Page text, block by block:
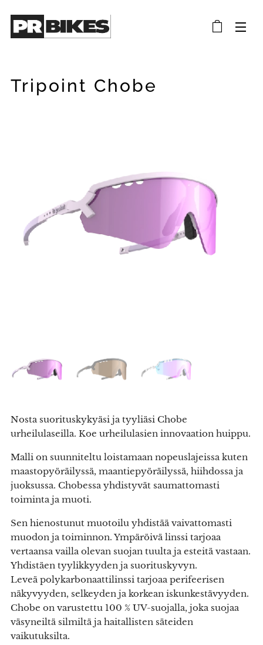
Tripoint Chobe
Nosta suorituskykyäsi ja tyyliäsi Chobe
urheilulaseilla. Koe urheilulasien innovaation huippu.
Malli on suunniteltu loistamaan nopeuslajeissa kuten
maastopyöräilyssä, maantiepyöräilyssä, hiihdossa ja
juoksussa. Chobessa yhdistyvät saumattomasti
toiminta ja muoti.
Sen hienostunut muotoilu yhdistää vaivattomasti
muodon ja toiminnon. Ympäröivä linssi tarjoaa
vertaansa vailla olevan suojan tuulta ja esteitä vastaan.
Yhdistäen tyylikkyyden ja suorituskyvyn.
Leveä polykarbonaattilinssi tarjoaa perifeerisen
näkyvyyden, selkeyden ja korkean iskunkestävyyden.
Chobe on varustettu 100 % UV-suojalla, joka suojaa
väsyneiltä silmiltä ja haitallisten säteiden
vaikutuksilta.